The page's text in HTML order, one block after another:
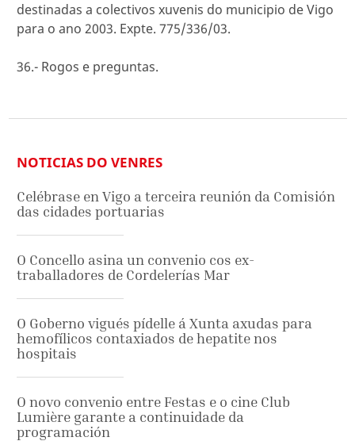
destinadas a colectivos xuvenis do municipio de Vigo
para o ano 2003. Expte. 775/336/03.
36.- Rogos e preguntas.
NOTICIAS DO VENRES
Celébrase en Vigo a terceira reunión da Comisión
das cidades portuarias
O Concello asina un convenio cos ex-
traballadores de Cordelerías Mar
O Goberno vigués pídelle á Xunta axudas para
hemofílicos contaxiados de hepatite nos
hospitais
O novo convenio entre Festas e o cine Club
Lumière garante a continuidade da
programación